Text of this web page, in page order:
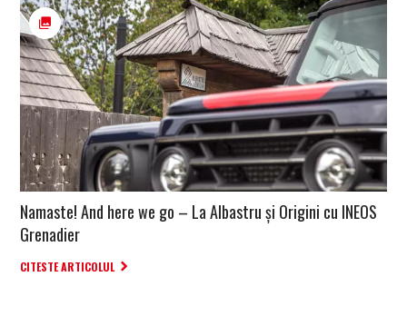
Namaste! And here we go – La Albastru și Origini cu INEOS
Grenadier
CITESTE ARTICOLUL